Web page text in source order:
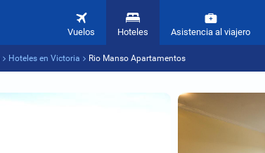
Vuelos Hoteles Asistencia al viajero
Hoteles en Victoria Rio Manso Apartamentos